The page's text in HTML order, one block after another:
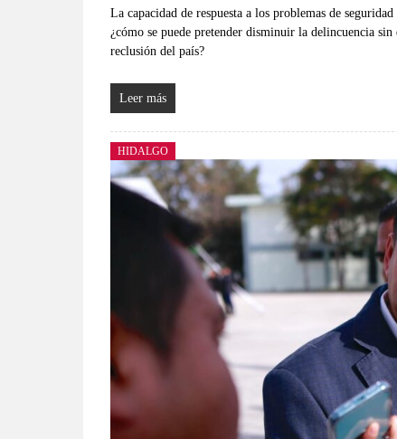
La capacidad de respuesta a los problemas de
¿cómo se puede pretender disminuir la delincuencia
reclusión del país?
Leer más
HIDALGO